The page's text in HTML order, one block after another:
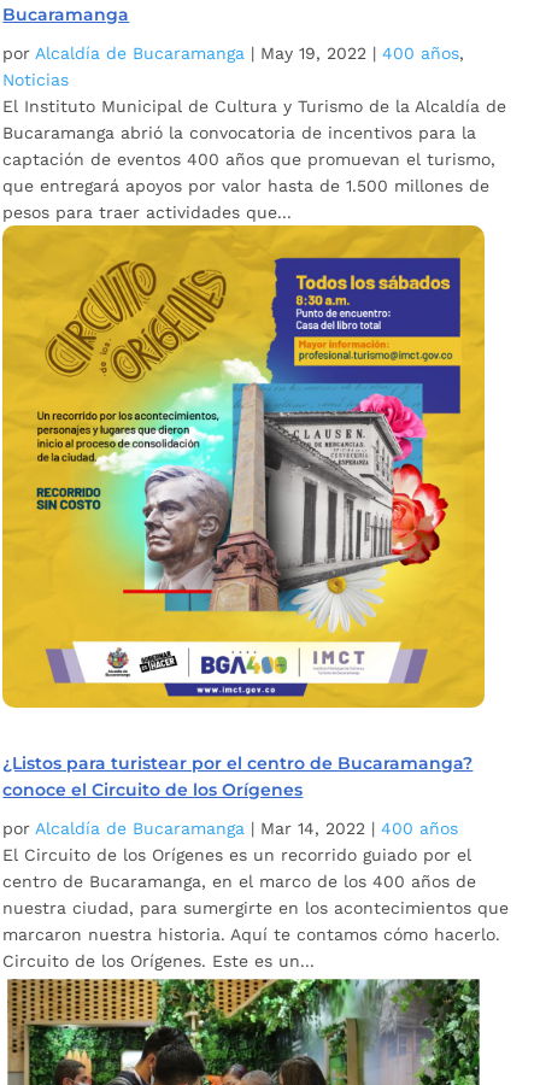
Bucaramanga
por Alcaldía de Bucaramanga | May 19, 2022 |400 años,
Noticias
El Instituto Municipal de Cultura y Turismo ​de la Alcaldía de
Bucaramanga abrió la convocatoria de incentivos para la
captación de eventos 400 años que promuevan el turismo,
que entregará ​apoyos por valor hasta de 1.500 millones de
pesos para traer actividades que...
¿Listos para turistear por el centro de Bucaramanga?
conoce el Circuito de los Orígenes
por Alcaldía de Bucaramanga | Mar 14, 2022 |400 años
El Circuito de los Orígenes es un recorrido guiado por el
centro de Bucaramanga, en el marco de los 400 años de
nuestra ciudad, para sumergirte en los acontecimientos que
marcaron nuestra historia. Aquí te contamos cómo hacerlo.
Circuito de los Orígenes. Este es un...